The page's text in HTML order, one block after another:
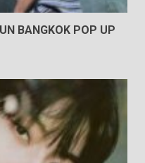
BANGKOK POP UP